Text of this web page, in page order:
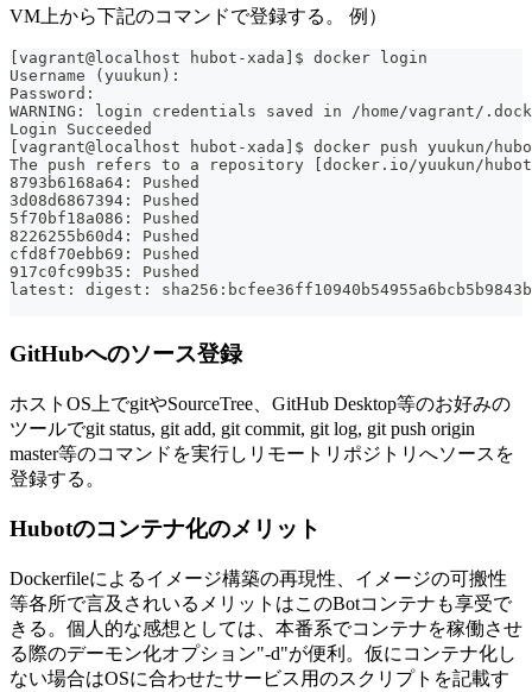
VM上から下記のコマンドで登録する。 例）
[vagrant@localhost hubot-xada]$ docker login
Username (yuukun):
Password:
WARNING: login credentials saved in /home/vagrant/
Login Succeeded
[vagrant@localhost hubot-xada]$ docker push yuukun/
The push refers to a repository [docker.io/yuukun/
8793b6168a64: Pushed
3d08d6867394: Pushed
5f70bf18a086: Pushed
8226255b60d4: Pushed
cfd8f70ebb69: Pushed
917c0fc99b35: Pushed
latest: digest:
GitHubへのソース登録
ホストOS上でgitやSourceTree、GitHub Desktop等のお好みの
ツールでgit status, git add, git commit, git log, git push origin
master等のコマンドを実行しリモートリポジトリへソースを
登録する。
Hubotのコンテナ化のメリット
Dockerfileによるイメージ構築の再現性、イメージの可搬性
等各所で言及されいるメリットはこのBotコンテナも享受で
きる。個人的な感想としては、本番系でコンテナを稼働させ
る際のデーモン化オプション"-d"が便利。仮にコンテナ化し
ない場合はOSに合わせたサービス用のスクリプトを記載す